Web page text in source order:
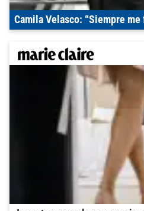
Camila Velasco: “Siempre